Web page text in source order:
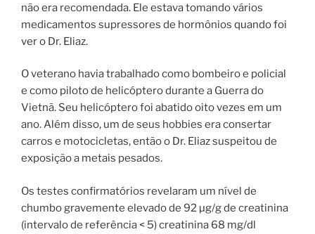
não era recomendada. Ele estava tomando vários
medicamentos supressores de hormônios quando foi
ver o Dr. Eliaz.
O veterano havia trabalhado como bombeiro e policial
e como piloto de helicóptero durante a Guerra do
Vietnã. Seu helicóptero foi abatido oito vezes em um
ano. Além disso, um de seus hobbies era consertar
carros e motocicletas, então o Dr. Eliaz suspeitou de
exposição a metais pesados.
Os testes confirmatórios revelaram um nível de
chumbo gravemente elevado de 92 µg/g de creatinina
(intervalo de referência < 5) creatinina 68 mg/dl